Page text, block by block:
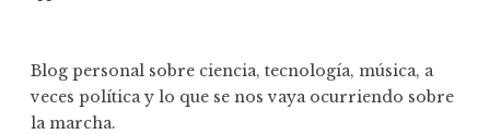
Blog personal sobre ciencia, tecnología, música, a
veces política y lo que se nos vaya ocurriendo sobre
la marcha.